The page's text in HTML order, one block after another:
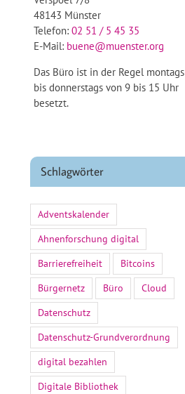
48143 Münster
Telefon:02 51 / 5 45 35
E-Mail: buene@muenster.org
Das Büro ist in der Regel montags
bis donnerstags von 9 bis 15 Uhr
besetzt.
Schlagwörter
Adventskalender
Ahnenforschung digital
Barrierefreiheit
Bitcoins
Bürgernetz
Büro
Cloud
Datenschutz
Datenschutz-Grundverordnung
digital bezahlen
Digitale Bibliothek